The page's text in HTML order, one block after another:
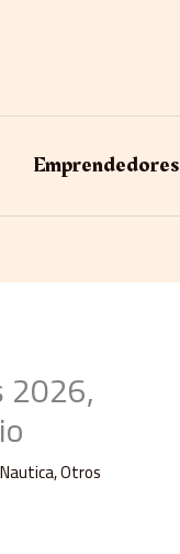
Emprendedores
2026,
Nautica,Otros